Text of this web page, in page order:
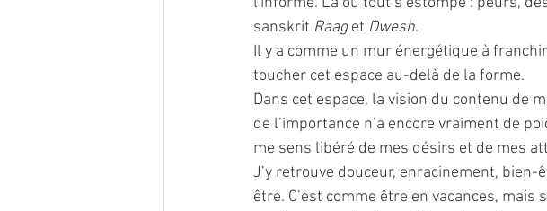
sanskrit Raag et Dwesh.
Il y a comme un mur énergétique à
toucher cet espace au-delà de la forme.
Dans cet espace, la vision du contenu de
de l’importance n’a encore vraiment de
me sens libéré de mes désirs et de mes
J’y retrouve douceur, enracinement,
être. C’est comme être en vacances,